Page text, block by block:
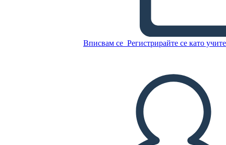
Вписвам се Регистрирайте се като
СЪЗДАЙТЕ СЦЕНАРИЙ
ПУСКАНЕ НА СЛАЙДШОУ
ЧЕТИ МИ